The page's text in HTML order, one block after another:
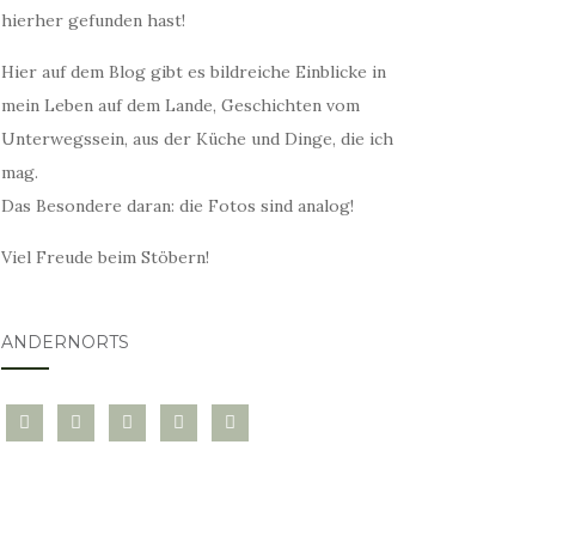
hierher gefunden hast!
Hier auf dem Blog gibt es bildreiche Einblicke in
mein Leben auf dem Lande, Geschichten vom
Unterwegssein, aus der Küche und Dinge, die ich
mag.
Das Besondere daran: die Fotos sind analog!
Viel Freude beim Stöbern!
ANDERNORTS
bloglovininstagramtwitter pinterest
mail